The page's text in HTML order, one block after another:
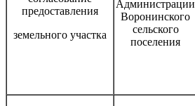
предоставления
земельного участка
Администрации
Воронинского
сельского
поселения